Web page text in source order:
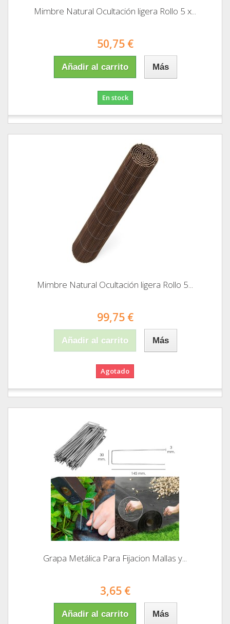
Mimbre Natural Ocultación ligera Rollo 5 x...
50,75 €
Añadir al carrito Más
En stock
Mimbre Natural Ocultación ligera Rollo 5...
99,75 €
Añadir al carrito Más
Agotado
Grapa Metálica Para Fijacion Mallas y...
3,65 €
Añadir al carrito Más